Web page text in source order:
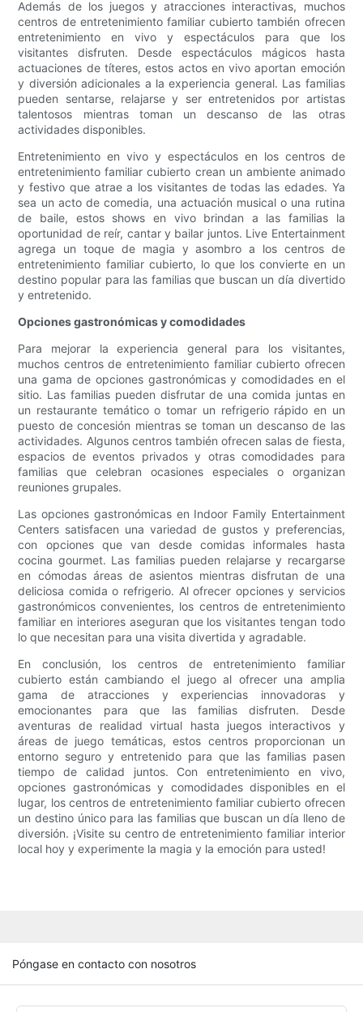
Además de los juegos y atracciones interactivas, muchos
centros de entretenimiento familiar cubierto también ofrecen
entretenimiento en vivo y espectáculos para que los
visitantes disfruten. Desde espectáculos mágicos hasta
actuaciones de títeres, estos actos en vivo aportan emoción
y diversión adicionales a la experiencia general. Las familias
pueden sentarse, relajarse y ser entretenidos por artistas
talentosos mientras toman un descanso de las otras
actividades disponibles.
Entretenimiento en vivo y espectáculos en los centros de
entretenimiento familiar cubierto crean un ambiente animado
y festivo que atrae a los visitantes de todas las edades. Ya
sea un acto de comedia, una actuación musical o una rutina
de baile, estos shows en vivo brindan a las familias la
oportunidad de reír, cantar y bailar juntos. Live Entertainment
agrega un toque de magia y asombro a los centros de
entretenimiento familiar cubierto, lo que los convierte en un
destino popular para las familias que buscan un día divertido
y entretenido.
Opciones gastronómicas y comodidades
Para mejorar la experiencia general para los visitantes,
muchos centros de entretenimiento familiar cubierto ofrecen
una gama de opciones gastronómicas y comodidades en el
sitio. Las familias pueden disfrutar de una comida juntas en
un restaurante temático o tomar un refrigerio rápido en un
puesto de concesión mientras se toman un descanso de las
actividades. Algunos centros también ofrecen salas de fiesta,
espacios de eventos privados y otras comodidades para
familias que celebran ocasiones especiales o organizan
reuniones grupales.
Las opciones gastronómicas en Indoor Family Entertainment
Centers satisfacen una variedad de gustos y preferencias,
con opciones que van desde comidas informales hasta
cocina gourmet. Las familias pueden relajarse y recargarse
en cómodas áreas de asientos mientras disfrutan de una
deliciosa comida o refrigerio. Al ofrecer opciones y servicios
gastronómicos convenientes, los centros de entretenimiento
familiar en interiores aseguran que los visitantes tengan todo
lo que necesitan para una visita divertida y agradable.
En conclusión, los centros de entretenimiento familiar
cubierto están cambiando el juego al ofrecer una amplia
gama de atracciones y experiencias innovadoras y
emocionantes para que las familias disfruten. Desde
aventuras de realidad virtual hasta juegos interactivos y
áreas de juego temáticas, estos centros proporcionan un
entorno seguro y entretenido para que las familias pasen
tiempo de calidad juntos. Con entretenimiento en vivo,
opciones gastronómicas y comodidades disponibles en el
lugar, los centros de entretenimiento familiar cubierto ofrecen
un destino único para las familias que buscan un día lleno de
diversión. ¡Visite su centro de entretenimiento familiar interior
local hoy y experimente la magia y la emoción para usted!
Póngase en contacto con nosotros